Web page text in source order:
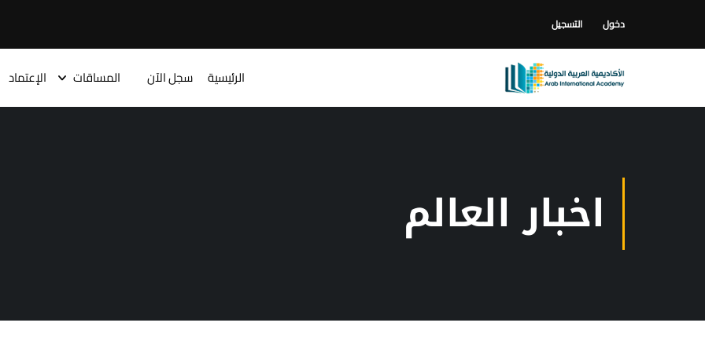
دخول التسجيل
الرئيسية سجل الآن المساقات الإعتماد
اخبار العالم